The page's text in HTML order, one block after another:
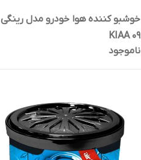
خوشبو کننده هوا خودرو مدل رینگی
KIAA 09
ناموجود